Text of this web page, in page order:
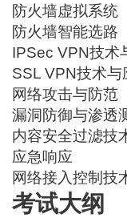
防火墙虚拟系统
防火墙智能选路
IPSec VPN技术
SSL VPN技术与
网络攻击与防范
漏洞防御与渗透
内容安全过滤技
应急响应
网络接入控制技
考试大纲